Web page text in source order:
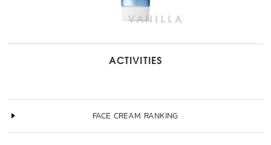
ACTIVITIES
FACE CREAM RANKING